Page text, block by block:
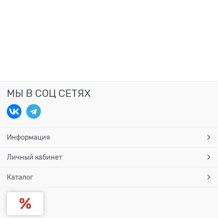
МЫ В СОЦ СЕТЯХ
Информация
Личный кабинет
Каталог